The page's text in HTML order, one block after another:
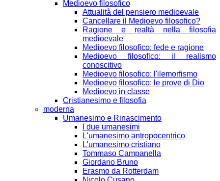
Medioevo filosofico
Attualità del pensiero medioevale
Cancellare il Medioevo filosofico?
Ragione e realtà nella filosofia
medioevale
Medioevo filosofico: fede e ragione
Medioevo filosofico: il realismo
conoscitivo
Medioevo filosofico: l'ilemorfismo
Medioevo filosofico: le prove di Dio
Medioevo in classe
Cristianesimo e filosofia
moderna
Umanesimo e Rinascimento
I due umanesimi
L'umanesimo antropocentrico
L'umanesimo cristiano
Tommaso Campanella
Giordano Bruno
Erasmo da Rotterdam